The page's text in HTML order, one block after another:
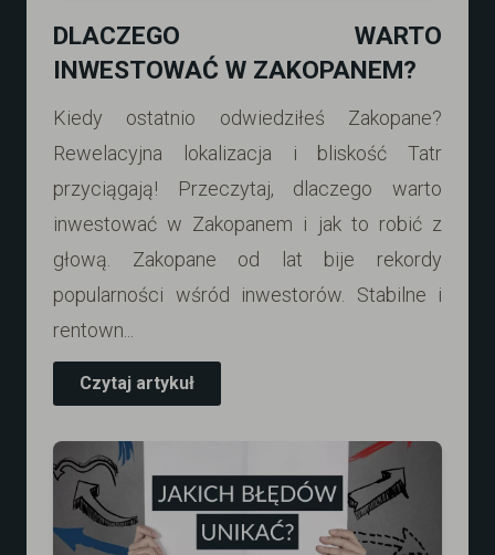
DLACZEGO WARTO
INWESTOWAĆ W ZAKOPANEM?
Kiedy ostatnio odwiedziłeś Zakopane?
Rewelacyjna lokalizacja i bliskość Tatr
przyciągają! Przeczytaj, dlaczego warto
inwestować w Zakopanem i jak to robić z
głową. Zakopane od lat bije rekordy
popularności wśród inwestorów. Stabilne i
rentown...
Czytaj artykuł